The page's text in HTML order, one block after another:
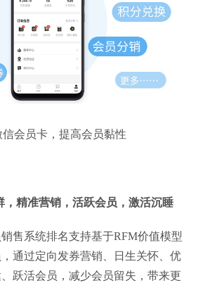
信会员卡，提高会员黏性
，精准营销，活跃会员，激活沉睡
售系统排名支持基于RFM价值模型
通过定向发券营销、日生关怀、优
跃活会员，减少会员留失，带来更